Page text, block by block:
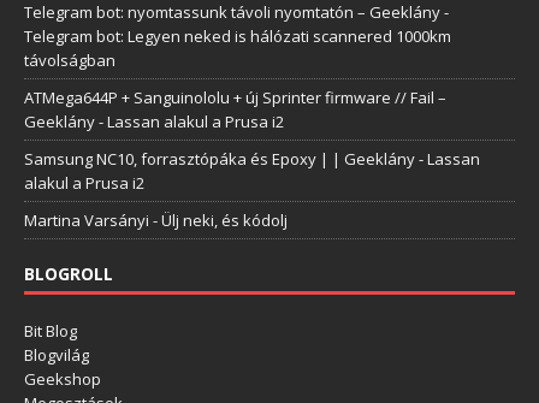
Telegram bot: nyomtassunk távoli nyomtatón – Geeklány-
Telegram bot: Legyen neked is hálózati scannered 1000km
távolságban
ATMega644P + Sanguinololu + új Sprinter firmware // Fail –
Geeklány-Lassan alakul a Prusa i2
Samsung NC10, forrasztópáka és Epoxy | | Geeklány-Lassan
alakul a Prusa i2
Martina Varsányi -Ülj neki, és kódolj
BLOGROLL
Bit Blog
Blogvilág
Geekshop